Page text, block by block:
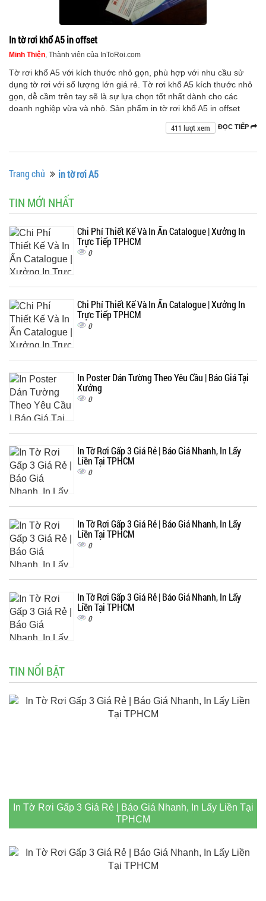
In tờ rơi khổ A5 in offset
Minh Thiện , Thành viên của InToRoi.com
Tờ rơi khổ A5 với kích thước nhỏ gọn, phù hợp với nhu cầu sử
dụng tờ rơi với số lượng lớn giá rẻ. Tờ rơi khổ A5 kích thước nhỏ
gọn, dễ cầm trên tay sẽ là sự lựa chọn tốt nhất dành cho các
doanh nghiệp vừa và nhỏ. Sản phẩm in tờ rơi khổ A5 in offset
ĐỌC TIẾP
411 lượt xem
Trang chủ in tờ rơi A5
TIN MỚI NHẤT
Chi Phí Thiết Kế Và In Ấn Catalogue | Xưởng In
Trực Tiếp TPHCM
0
Chi Phí Thiết Kế Và In Ấn Catalogue | Xưởng In
Trực Tiếp TPHCM
0
In Poster Dán Tường Theo Yêu Cầu | Báo Giá Tại
Xưởng
0
In Tờ Rơi Gấp 3 Giá Rẻ | Báo Giá Nhanh, In Lấy
Liền Tại TPHCM
0
In Tờ Rơi Gấp 3 Giá Rẻ | Báo Giá Nhanh, In Lấy
Liền Tại TPHCM
0
In Tờ Rơi Gấp 3 Giá Rẻ | Báo Giá Nhanh, In Lấy
Liền Tại TPHCM
0
TIN NỔI BẬT
In Tờ Rơi Gấp 3 Giá Rẻ | Báo Giá Nhanh, In Lấy Liền Tại
TPHCM